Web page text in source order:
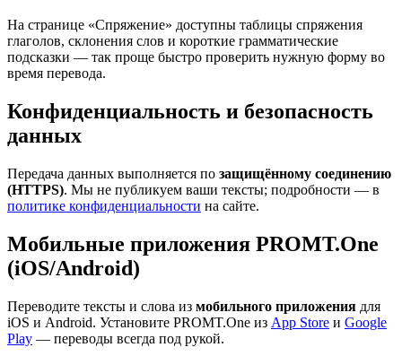
На странице «Спряжение» доступны таблицы спряжения
глаголов, склонения слов и короткие грамматические
подсказки — так проще быстро проверить нужную форму во
время перевода.
Конфиденциальность и безопасность
данных
Передача данных выполняется по защищённому соединению
(HTTPS). Мы не публикуем ваши тексты; подробности — в
политике конфиденциальности на сайте.
Мобильные приложения PROMT.One
(iOS/Android)
Переводите тексты и слова из мобильного приложения для
iOS и Android. Установите PROMT.One из App Store и Google
Play — переводы всегда под рукой.